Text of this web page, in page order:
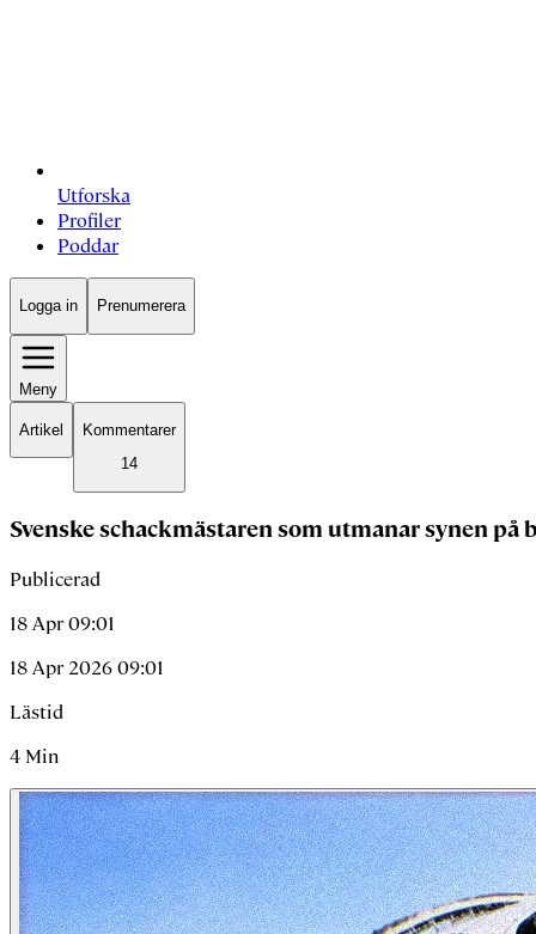
Utforska
Profiler
Poddar
Logga in Prenumerera
Meny
Artikel
Kommentarer
14
Svenske schackmästaren som utmanar synen på
Publicerad
18 Apr 09:01
18 Apr 2026 09:01
Lästid
4 Min